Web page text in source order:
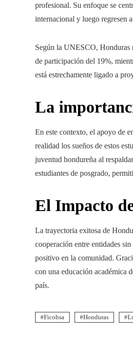
profesional. Su enfoque se
internacional y luego regresen
Según la UNESCO, Honduras
de participación del 19%,
está estrechamente ligado a
La
En este contexto, el apoyo de
realidad los sueños de estos
juventud hondureña al
estudiantes de posgrado,
El Impacto
La trayectoria exitosa de
cooperación entre entidades
positivo en la comunidad.
con una educación académica
país.
Ficohsa Honduras